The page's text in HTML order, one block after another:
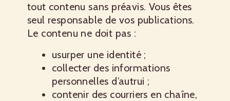
tout contenu sans préavis. Vous êtes
seul responsable de vos publications.
Le contenu ne doit pas :
usurper une identité ;
collecter des informations
personnelles d’autrui ;
contenir des courriers en chaîne,